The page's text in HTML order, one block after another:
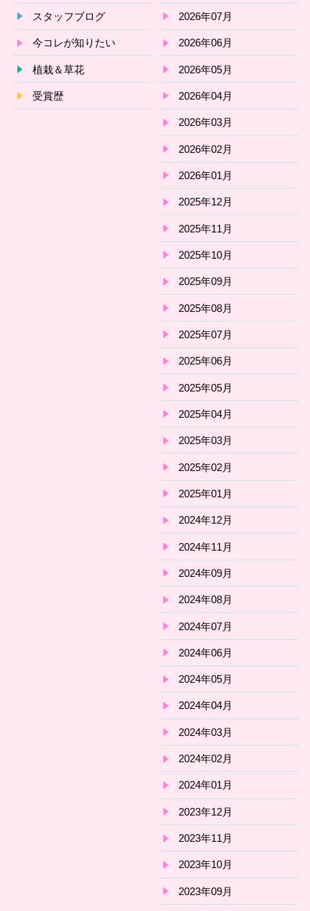
スタッフブログ
今コレが知りたい
植栽＆草花
受賞歴
2026年07月
2026年06月
2026年05月
2026年04月
2026年03月
2026年02月
2026年01月
2025年12月
2025年11月
2025年10月
2025年09月
2025年08月
2025年07月
2025年06月
2025年05月
2025年04月
2025年03月
2025年02月
2025年01月
2024年12月
2024年11月
2024年09月
2024年08月
2024年07月
2024年06月
2024年05月
2024年04月
2024年03月
2024年02月
2024年01月
2023年12月
2023年11月
2023年10月
2023年09月